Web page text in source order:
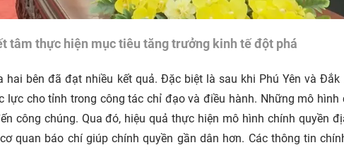
tâm thực hiện mục tiêu tăng trưởng kinh tế đột phá
bên đã đạt nhiều kết quả. Đặc biệt là sau khi Phú Yên và Đắk
cho tỉnh trong công tác chỉ đạo và điều hành. Những mô hình
công chúng. Qua đó, hiệu quả thực hiện mô hình chính quyền
quan báo chí giúp chính quyền gần dân hơn. Các thông tin